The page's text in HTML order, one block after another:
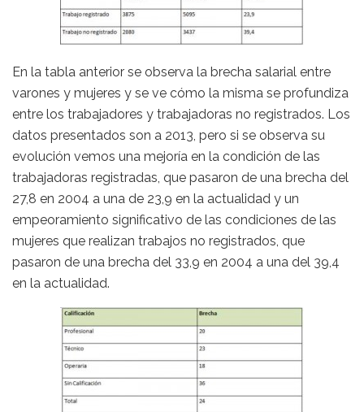
En la tabla anterior se observa la brecha salarial entre
varones y mujeres y se ve cómo la misma se profundiza
entre los trabajadores y trabajadoras no registrados. Los
datos presentados son a 2013, pero si se observa su
evolución vemos una mejoría en la condición de las
trabajadoras registradas, que pasaron de una brecha del
27,8 en 2004 a una de 23,9 en la actualidad y un
empeoramiento significativo de las condiciones de las
mujeres que realizan trabajos no registrados, que
pasaron de una brecha del 33,9 en 2004 a una del 39,4
en la actualidad.